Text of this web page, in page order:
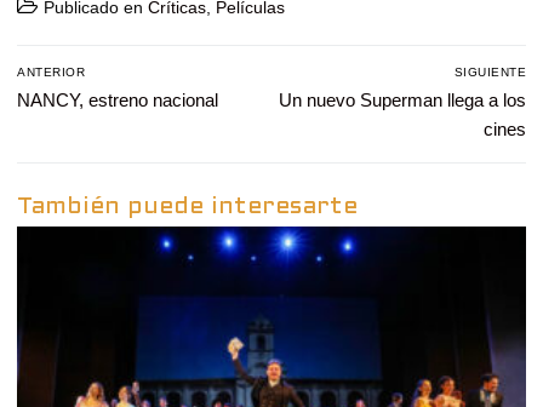
Publicado en Críticas Películas
Navegación
de
ANTERIOR
Entrada
NANCY, estreno nacional
SIGUIENTE
Entrada
Un nuevo Superman llega a los
cines
También puede interesarte